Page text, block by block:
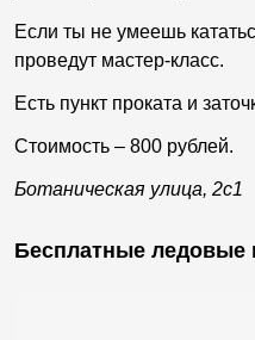
Если ты не умеешь
проведут мастер-класс.
Есть пункт проката и
Стоимость – 800 рублей.
Ботаническая улица, 2с1
Бесплатные ледовые